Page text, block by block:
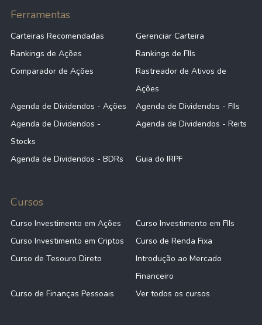
Ferramentas
Carteiras Recomendadas
Gerenciar Carteira
Rankings de Ações
Rankings de FIIs
Comparador de Ações
Rastreador de Ativos de
Ações
Agenda de Dividendos - Ações
Agenda de Dividendos - FIIs
Agenda de Dividendos -
Stocks
Agenda de Dividendos - Reits
Agenda de Dividendos - BDRs Guia do IRPF
Cursos
Curso Investimento em Ações
Curso Investimento em FIIs
Curso Investimento em Criptos
Curso de Renda Fixa
Curso de Tesouro Direto
Introdução ao Mercado
Financeiro
Curso de Finanças Pessoais
Ver todos os cursos